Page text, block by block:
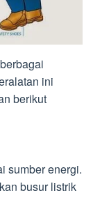
ini
berikut
sumber energi.
busur listrik